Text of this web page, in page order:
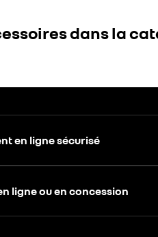
dans la
en ligne sécurisé
ligne ou en concession